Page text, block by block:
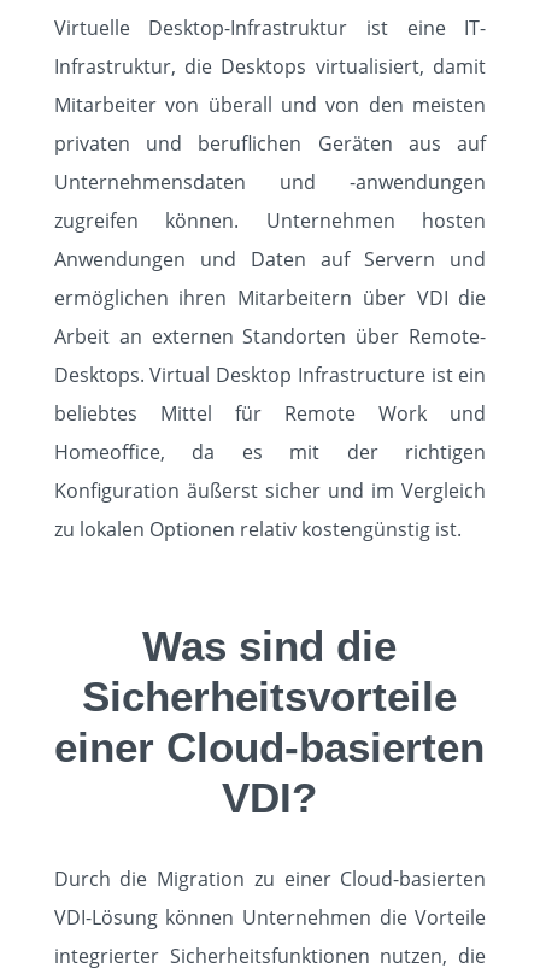
KARRIERE
KNOWLEDGE
Virtuelle Desktop-Infrastruktur ist eine IT-
Infrastruktur, die Desktops virtualisiert, damit
Mitarbeiter von überall und von den meisten
privaten und beruflichen Geräten aus auf
Unternehmensdaten und -anwendungen
zugreifen können. Unternehmen hosten
Anwendungen und Daten auf Servern und
ermöglichen ihren Mitarbeitern über VDI die
Arbeit an externen Standorten über Remote-
Desktops. Virtual Desktop Infrastructure ist ein
beliebtes Mittel für Remote Work und
Homeoffice, da es mit der richtigen
Konfiguration äußerst sicher und im Vergleich
zu lokalen Optionen relativ kostengünstig ist.
Was sind die
Sicherheitsvorteile
einer Cloud-basierten
VDI?
Durch die Migration zu einer Cloud-basierten
VDI-Lösung können Unternehmen die Vorteile
integrierter Sicherheitsfunktionen nutzen, die